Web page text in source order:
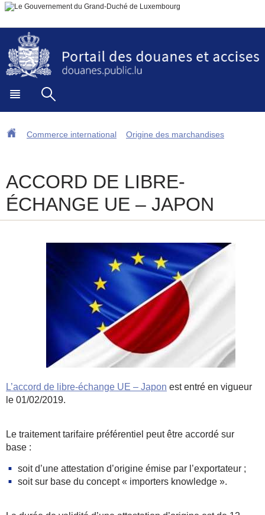
Aller
navigation
Aller
contenu
Menu
Accueil
Commerce international Origine des marchandises
ACCORD DE LIBRE-
ÉCHANGE UE – JAPON
L’accord de libre-échange UE – Japon est entré en vigueur
le 01/02/2019.
Le traitement tarifaire préférentiel peut être accordé sur
base :
soit d’une attestation d’origine émise par l’exportateur ;
soit sur base du concept « importers knowledge ».